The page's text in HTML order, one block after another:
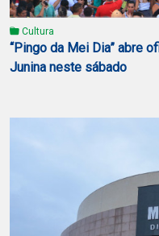
Cultura
“Pingo da Mei Dia” abre
Junina neste sábado